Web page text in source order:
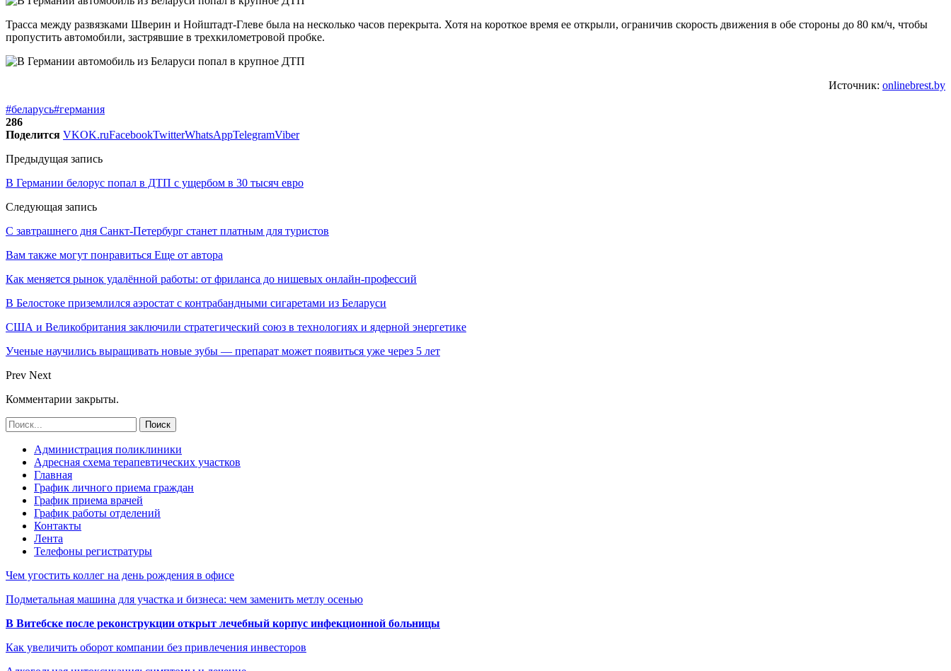
Трасса между развязками Шверин и Нойштадт-Глеве была на несколько часов перекрыта. Хотя на короткое время ее открыли, ограничив скорость движения в обе стороны до 80 км/ч, чтобы
пропустить автомобили, застрявшие в трехкилометровой пробке.
Источник: onlinebrest.by
#беларусь#германия
286
Поделится VKOK.ruFacebookTwitterWhatsAppTelegramViber
Предыдущая запись
В Германии белорус попал в ДТП с ущербом в 30 тысяч евро
Следующая запись
С завтрашнего дня Санкт-Петербург станет платным для туристов
Вам также могут понравиться Еще от автора
Как меняется рынок удалённой работы: от фриланса до нишевых онлайн-профессий
В Белостоке приземлился аэростат с контрабандными сигаретами из Беларуси
США и Великобритания заключили стратегический союз в технологиях и ядерной энергетике
Ученые научились выращивать новые зубы — препарат может появиться уже через 5 лет
Prev Next
Комментарии закрыты.
Администрация поликлиники
Адресная схема терапевтических участков
Главная
График личного приема граждан
График приема врачей
График работы отделений
Контакты
Лента
Телефоны регистратуры
Чем угостить коллег на день рождения в офисе
Подметальная машина для участка и бизнеса: чем заменить метлу осенью
В Витебске после реконструкции открыт лечебный корпус инфекционной больницы
Как увеличить оборот компании без привлечения инвесторов